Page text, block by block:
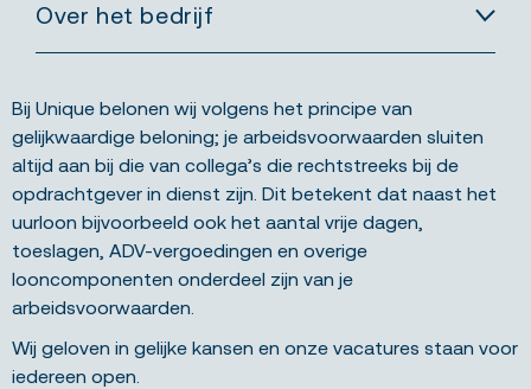
Over het bedrijf
Bij Unique belonen wij volgens het principe van
gelijkwaardige beloning; je arbeidsvoorwaarden sluiten
altijd aan bij die van collega’s die rechtstreeks bij de
opdrachtgever in dienst zijn. Dit betekent dat naast het
uurloon bijvoorbeeld ook het aantal vrije dagen,
toeslagen, ADV-vergoedingen en overige
looncomponenten onderdeel zijn van je
arbeidsvoorwaarden.
Wij geloven in gelijke kansen en onze vacatures staan voor
iedereen open.